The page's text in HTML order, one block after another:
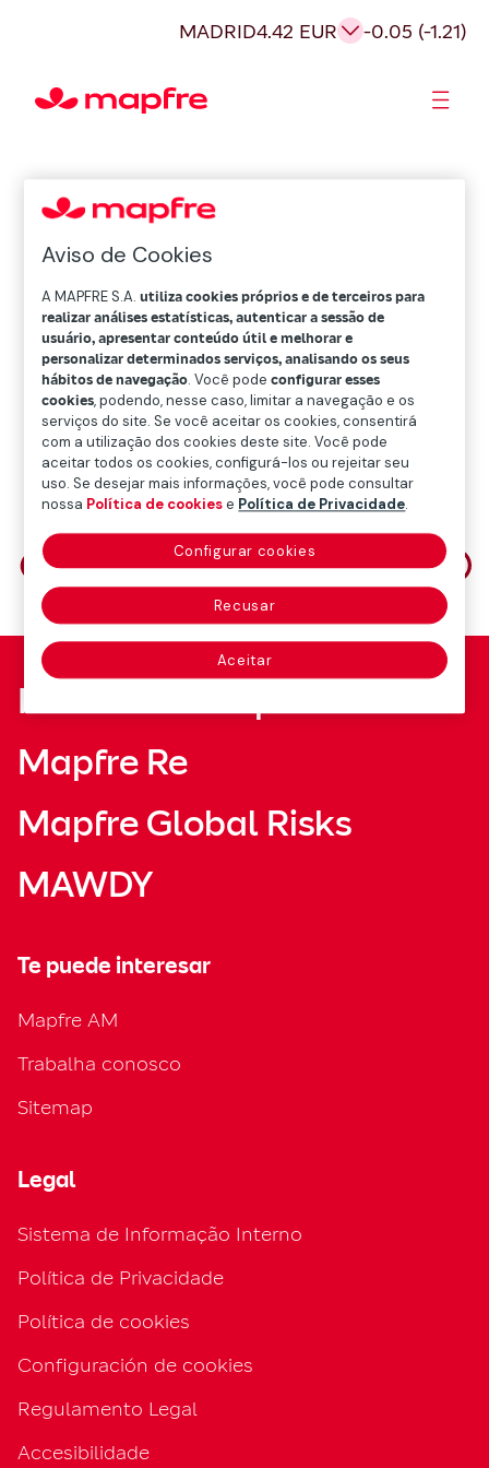
MADRID4.42 EUR -0.05 (-1.21)
Compartilhe em
Fundación Mapfre
Mapfre Re
Mapfre Global Risks
MAWDY
Te puede interesar
Mapfre AM
Trabalha conosco
Sitemap
Legal
Sistema de Informação Interno
Política de Privacidade
Política de cookies
Configuración de cookies
Regulamento Legal
Accesibilidade
Aviso de Cookies
A MAPFRE S.A.utiliza cookies próprios e de terceiros para
realizar análises estatísticas, autenticar a sessão de
usuário, apresentar conteúdo útil e melhorar e
personalizar determinados serviços, analisando os seus
hábitos de navegação. Você podeconfigurar esses
cookies, podendo, nesse caso, limitar a navegação e os
serviços do site. Se você aceitar os cookies, consentirá
com a utilização dos cookies deste site. Você pode
aceitar todos os cookies, configurá-los ou rejeitar seu
uso. Se desejar mais informações, você pode consultar
nossa Política de cookiese Política de Privacidade.
Configurar cookies
Recusar
Aceitar